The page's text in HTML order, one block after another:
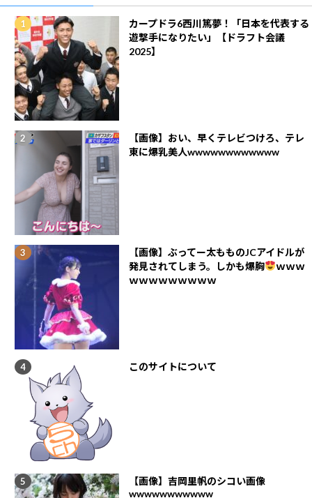
カープドラ6西川篤夢！「日本を代表する
遊撃手になりたい」【ドラフト会議
2025】
【画像】おい、早くテレビつけろ、テレ
東に爆乳美人wwwwwwwwwwww
【画像】ぶってー太もものJCアイドルが
発見されてしまう。しかも爆胸
ｗｗｗ
ｗｗｗｗｗｗｗｗｗ
このサイトについて
【画像】吉岡里帆のシコい画像
wwwwwwwwwww